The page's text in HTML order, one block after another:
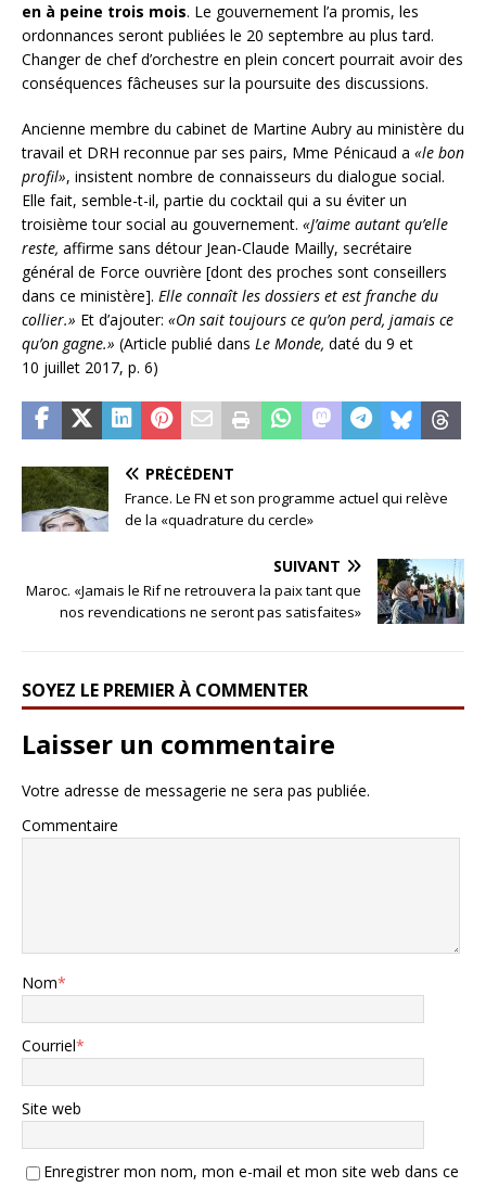
en à peine trois mois. Le gouvernement l’a promis, les
ordonnances seront publiées le 20 septembre au plus tard.
Changer de chef d’orchestre en plein concert pourrait avoir des
conséquences fâcheuses sur la poursuite des discussions.
Ancienne membre du cabinet de Martine Aubry au ministère du
travail et DRH reconnue par ses pairs, Mme Pénicaud a «le bon
profil», insistent nombre de connaisseurs du dialogue social.
Elle fait, semble-t-il, partie du cocktail qui a su éviter un
troisième tour social au gouvernement. «J’aime autant qu’elle
reste, affirme sans détour Jean-Claude Mailly, secrétaire
général de Force ouvrière [dont des proches sont conseillers
dans ce ministère]. Elle connaît les dossiers et est franche du
collier.» Et d’ajouter: «On sait toujours ce qu’on perd, jamais ce
qu’on gagne.» (Article publié dans Le Monde, daté du 9 et
10 juillet 2017, p. 6)
PRÉCÉDENT
France. Le FN et son programme actuel qui relève
de la «quadrature du cercle»
SUIVANT
Maroc. «Jamais le Rif ne retrouvera la paix tant que
nos revendications ne seront pas satisfaites»
SOYEZ LE PREMIER À COMMENTER
Laisser un commentaire
Votre adresse de messagerie ne sera pas publiée.
Commentaire
Nom*
Courriel*
Site web
Enregistrer mon nom, mon e-mail et mon site web dans ce